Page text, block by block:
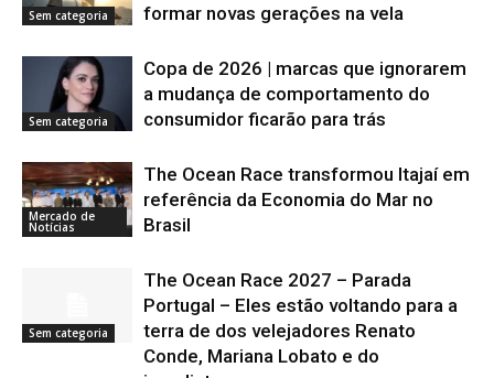
Sem categoria
formar novas gerações na vela
Sem categoria
Copa de 2026 | marcas que ignorarem
a mudança de comportamento do
consumidor ficarão para trás
Mercado de
Notícias
The Ocean Race transformou Itajaí em
referência da Economia do Mar no
Brasil
Sem categoria
The Ocean Race 2027 – Parada
Portugal – Eles estão voltando para a
terra de dos velejadores Renato
Conde, Mariana Lobato e do